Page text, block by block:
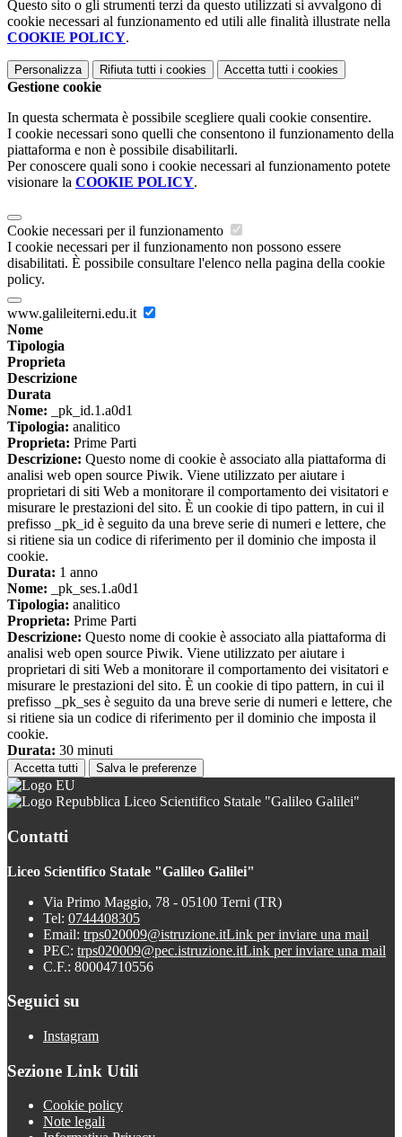
Questo sito o gli strumenti terzi da questo utilizzati si avvalgono di
cookie necessari al funzionamento ed utili alle finalità illustrate nella
COOKIE POLICY.
Personalizza Rifiuta tutti i cookies Accetta tutti i cookies
Gestione cookie
In questa schermata è possibile scegliere quali cookie consentire.
I cookie necessari sono quelli che consentono il funzionamento della
piattaforma e non è possibile disabilitarli.
Per conoscere quali sono i cookie necessari al funzionamento potete
visionare la COOKIE POLICY.
Cookie necessari per il funzionamento
I cookie necessari per il funzionamento non possono essere
disabilitati. È possibile consultare l'elenco nella pagina della cookie
policy.
www.galileiterni.edu.it
Nome
Tipologia
Proprieta
Descrizione
Durata
Nome: _pk_id.1.a0d1
Tipologia: analitico
Proprieta: Prime Parti
Descrizione: Questo nome di cookie è associato alla piattaforma di
analisi web open source Piwik. Viene utilizzato per aiutare i
proprietari di siti Web a monitorare il comportamento dei visitatori e
misurare le prestazioni del sito. È un cookie di tipo pattern, in cui il
prefisso _pk_id è seguito da una breve serie di numeri e lettere, che
si ritiene sia un codice di riferimento per il dominio che imposta il
cookie.
Durata: 1 anno
Nome: _pk_ses.1.a0d1
Tipologia: analitico
Proprieta: Prime Parti
Descrizione: Questo nome di cookie è associato alla piattaforma di
analisi web open source Piwik. Viene utilizzato per aiutare i
proprietari di siti Web a monitorare il comportamento dei visitatori e
misurare le prestazioni del sito. È un cookie di tipo pattern, in cui il
prefisso _pk_ses è seguito da una breve serie di numeri e lettere, che
si ritiene sia un codice di riferimento per il dominio che imposta il
cookie.
Durata: 30 minuti
Accetta tutti Salva le preferenze
Liceo Scientifico Statale "Galileo Galilei"
Contatti
Liceo Scientifico Statale "Galileo Galilei"
Via Primo Maggio, 78 - 05100 Terni (TR)
Tel: 0744408305
Email: trps020009@istruzione.itLink per inviare una mail
PEC: trps020009@pec.istruzione.itLink per inviare una mail
C.F.: 80004710556
Seguici su
Instagram
Sezione Link Utili
Cookie policy
Note legali